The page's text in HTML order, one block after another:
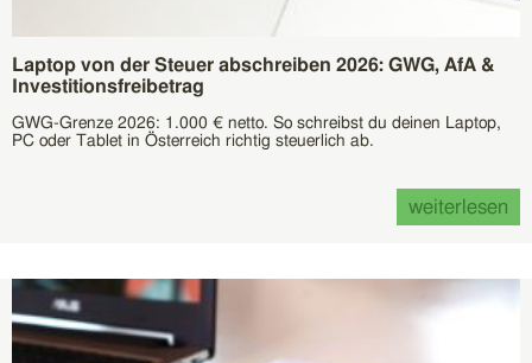
Laptop von der Steuer abschreiben 2026: GWG, AfA &
Investitionsfreibetrag
GWG-Grenze 2026: 1.000 € netto. So schreibst du deinen Laptop,
PC oder Tablet in Österreich richtig steuerlich ab.
weiterlesen